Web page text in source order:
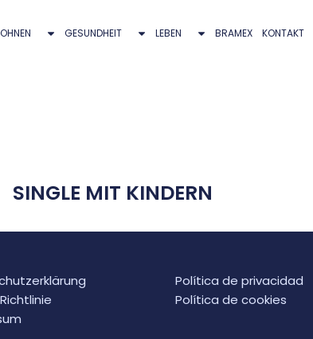
GESUNDHEIT LEBEN BRAMEX KONTAKT
SINGLE MIT KINDERN
Política de privacidad
Política de cookies